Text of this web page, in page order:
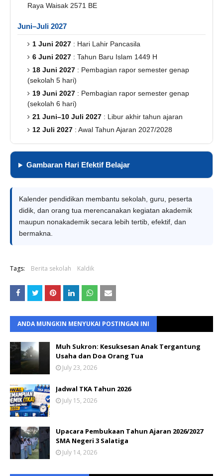
Raya Waisak 2571 BE
Juni–Juli 2027
1 Juni 2027 : Hari Lahir Pancasila
6 Juni 2027 : Tahun Baru Islam 1449 H
18 Juni 2027 : Pembagian rapor semester genap
(sekolah 5 hari)
19 Juni 2027 : Pembagian rapor semester genap
(sekolah 6 hari)
21 Juni–10 Juli 2027 : Libur akhir tahun ajaran
12 Juli 2027 : Awal Tahun Ajaran 2027/2028
Gambaran Hari Efektif Belajar
Kalender pendidikan membantu sekolah, guru, peserta
didik, dan orang tua merencanakan kegiatan akademik
maupun nonakademik secara lebih tertib, efektif, dan
bermakna.
Tags: Berita sekolah Kaldik
ANDA MUNGKIN MENYUKAI POSTINGAN INI
Muh Sukron: Kesuksesan Anak Tergantung
Usaha dan Doa Orang Tua
July 23, 2026
Jadwal TKA Tahun 2026
July 15, 2026
Upacara Pembukaan Tahun Ajaran 2026/2027
SMA Negeri 3 Salatiga
July 14, 2026